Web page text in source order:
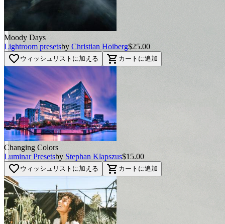
Moody Days
Lightroom presetsby Christian Hoiberg$25.00
favorite_border ウィッシュリストに加える shopping_cart カートに追加
Changing Colors
Luminar Presetsby Stephan Klapszus$15.00
favorite_border ウィッシュリストに加える shopping_cart カートに追加